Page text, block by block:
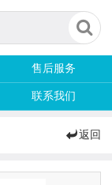
售后服务
联系我们
返回